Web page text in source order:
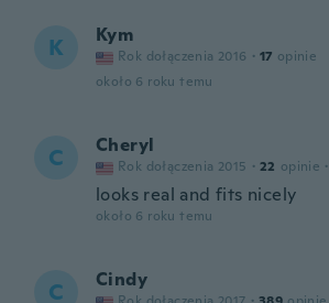
K Kym
Rok dołączenia 2016 · 17 opinie
około 6 roku temu
C Cheryl
Rok dołączenia 2015 · 22 opinie ·
looks real and fits nicely
około 6 roku temu
C Cindy